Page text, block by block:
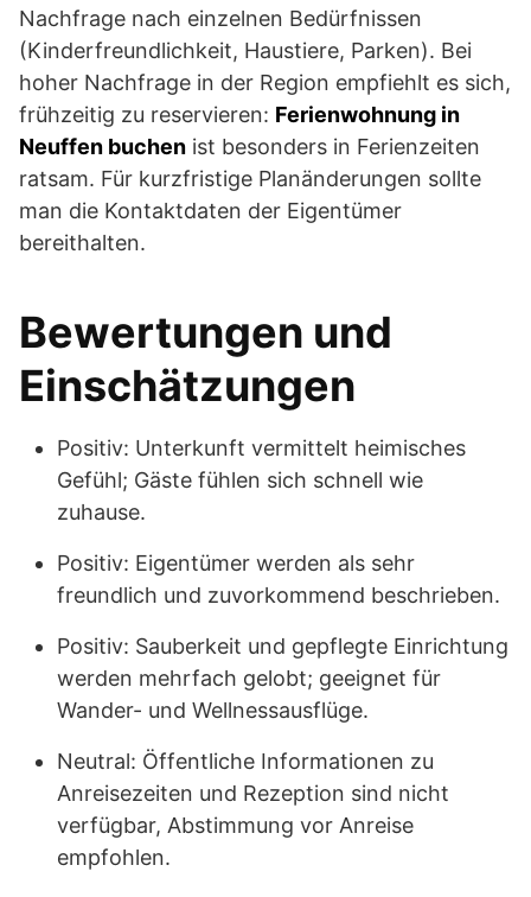
Nachfrage nach einzelnen Bedürfnissen
(Kinderfreundlichkeit, Haustiere, Parken). Bei
hoher Nachfrage in der Region empfiehlt es sich,
frühzeitig zu reservieren: Ferienwohnung in
Neuffen buchen ist besonders in Ferienzeiten
ratsam. Für kurzfristige Planänderungen sollte
man die Kontaktdaten der Eigentümer
bereithalten.
Bewertungen und
Einschätzungen
Positiv: Unterkunft vermittelt heimisches
Gefühl; Gäste fühlen sich schnell wie
zuhause.
Positiv: Eigentümer werden als sehr
freundlich und zuvorkommend beschrieben.
Positiv: Sauberkeit und gepflegte Einrichtung
werden mehrfach gelobt; geeignet für
Wander- und Wellnessausflüge.
Neutral: Öffentliche Informationen zu
Anreisezeiten und Rezeption sind nicht
verfügbar, Abstimmung vor Anreise
empfohlen.